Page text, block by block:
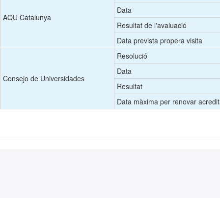
AQU Catalunya
Data
Resultat de l'avaluació
Data prevista propera visita
Consejo de Universidades
Resolució
Data
Resultat
Data màxima per renovar